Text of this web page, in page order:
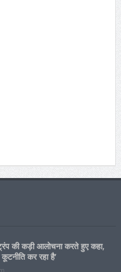
की कड़ी आलोचना करते हुए कहा,
कूटनीति कर रहा है’